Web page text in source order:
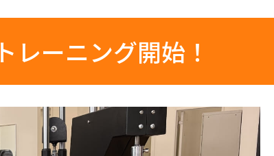
トレーニング開始！